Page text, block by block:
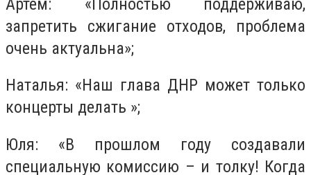
Артем: «Полностью поддерживаю,
запретить сжигание отходов, проблема
очень актуальна»;
Наталья: «Наш глава ДНР может только
концерты делать »;
Юля: «В прошлом году создавали
специальную комиссию – и толку! Когда